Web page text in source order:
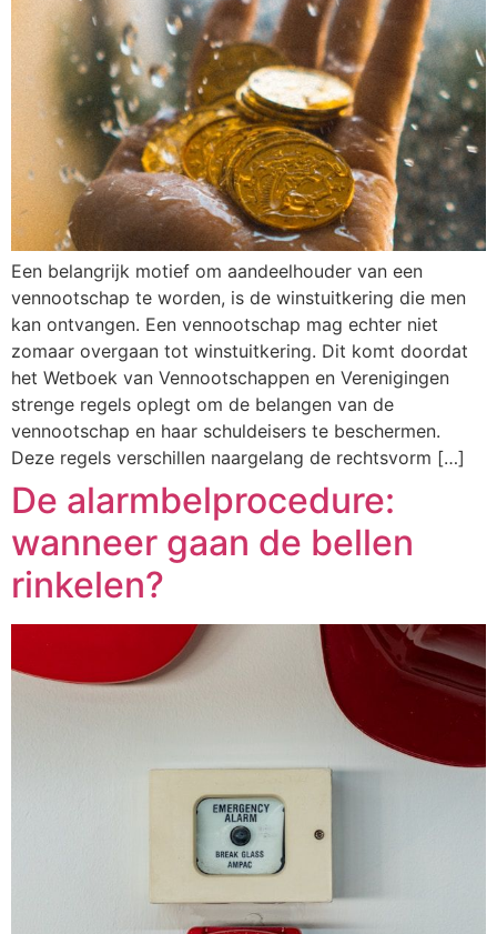
Een belangrijk motief om aandeelhouder van een
vennootschap te worden, is de winstuitkering die men
kan ontvangen. Een vennootschap mag echter niet
zomaar overgaan tot winstuitkering. Dit komt doordat
het Wetboek van Vennootschappen en Verenigingen
strenge regels oplegt om de belangen van de
vennootschap en haar schuldeisers te beschermen.
Deze regels verschillen naargelang de rechtsvorm […]
De alarmbelprocedure:
wanneer gaan de bellen
rinkelen?